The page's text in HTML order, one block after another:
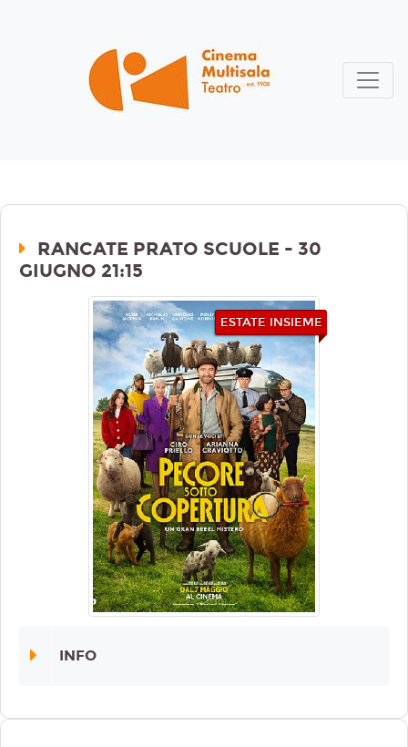
RANCATE PRATO SCUOLE - 30
GIUGNO 21:15
ESTATE INSIEME
INFO